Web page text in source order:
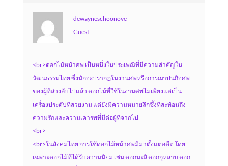
dewayneschoonove
Guest
<br>ดอกไม้หน้าศพ เป็นหนึ่งในประเพณีที่มีความสำคัญใน
วัฒนธรรมไทย ซึ่งมักจะปรากฏในงานศพหรือการฌาปนกิจศพ
ของผู้ที่ล่วงลับไปแล้ว ดอกไม้ที่ใช้ในงานศพไม่เพียงแต่เป็น
เครื่องประดับที่สวยงาม แต่ยังมีความหมายลึกซึ้งที่สะท้อนถึง
ความรักและความเคารพที่มีต่อผู้ที่จากไป
<br>
<br>ในสังคมไทย การใช้ดอกไม้หน้าศพมีมาตั้งแต่อดีต โดย
เฉพาะดอกไม้ที่ได้รับความนิยม เช่น ดอกมะลิ ดอกกุหลาบ ดอก